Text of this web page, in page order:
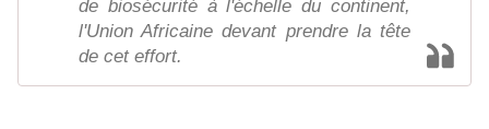
de biosécurité à l'échelle du continent,
l'Union Africaine devant prendre la tête
de cet effort.